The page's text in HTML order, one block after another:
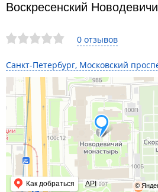
0 отзывов
Санкт-Петербург, Московский
©
Как добраться API
Воскресенский